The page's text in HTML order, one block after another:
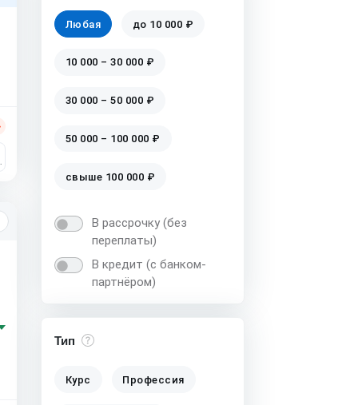
Любая до 10 000 ₽
10 000 – 30 000 ₽
30 000 – 50 000 ₽
50 000 – 100 000 ₽
свыше 100 000 ₽
В рассрочку (без
переплаты)
В кредит (с банком-
партнёром)
Тип
Курс Профессия